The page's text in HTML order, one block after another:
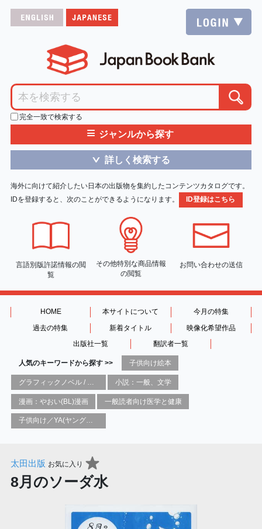
完全一致で検索する
≡ ジャンルから探す
＞ 詳しく検索する
海外に向けて紹介したい日本の出版物を集約したコンテンツカタログです。
IDを登録すると、次のことができるようになります。
ID登録はこちら
言語別版許諾情報の閲
覧
その他特別な商品情報
の閲覧
お問い合わせの送信
HOME 本サイトについて
今月の特集
過去の特集
新着タイトル
映像化希望作品
出版社一覧
翻訳者一覧
人気のキーワードから探す >> 子供向け絵本
小説：一般、文学
漫画：やおい(BL)漫画 一般読者向け医学と健康
子供向け／YA(ヤングアダルト)向け一般：芸術&芸術家
太田出版 お気に入り
8月のソーダ水